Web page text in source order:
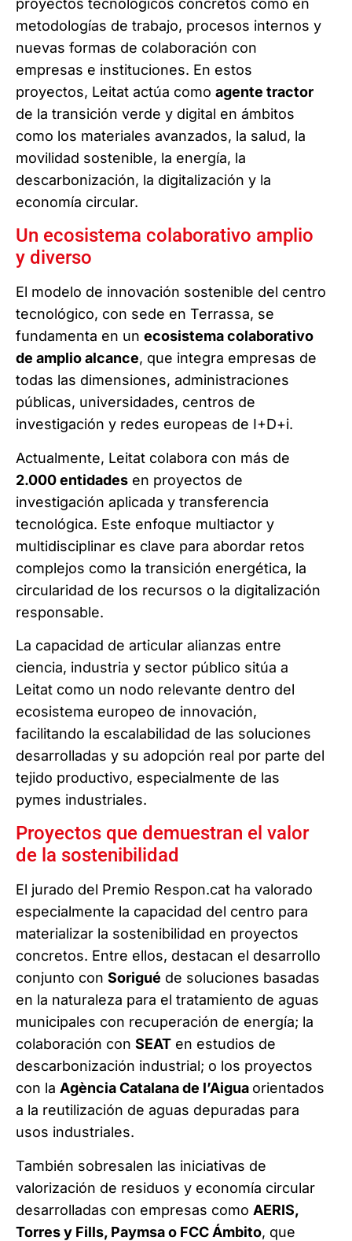
proyectos tecnológicos concretos como en
metodologías de trabajo, procesos internos y
nuevas formas de colaboración con
empresas e instituciones. En estos
proyectos, Leitat actúa como agente tractor
de la transición verde y digital en ámbitos
como los materiales avanzados, la salud, la
movilidad sostenible, la energía, la
descarbonización, la digitalización y la
economía circular.
Un ecosistema colaborativo amplio
y diverso
El modelo de innovación sostenible del centro
tecnológico, con sede en Terrassa, se
fundamenta en un ecosistema colaborativo
de amplio alcance, que integra empresas de
todas las dimensiones, administraciones
públicas, universidades, centros de
investigación y redes europeas de I+D+i.
Actualmente, Leitat colabora con más de
2.000 entidades en proyectos de
investigación aplicada y transferencia
tecnológica. Este enfoque multiactor y
multidisciplinar es clave para abordar retos
complejos como la transición energética, la
circularidad de los recursos o la digitalización
responsable.
La capacidad de articular alianzas entre
ciencia, industria y sector público sitúa a
Leitat como un nodo relevante dentro del
ecosistema europeo de innovación,
facilitando la escalabilidad de las soluciones
desarrolladas y su adopción real por parte del
tejido productivo, especialmente de las
pymes industriales.
Proyectos que demuestran el valor
de la sostenibilidad
El jurado del Premio Respon.cat ha valorado
especialmente la capacidad del centro para
materializar la sostenibilidad en proyectos
concretos. Entre ellos, destacan el desarrollo
conjunto con Sorigué de soluciones basadas
en la naturaleza para el tratamiento de aguas
municipales con recuperación de energía; la
colaboración con SEAT en estudios de
descarbonización industrial; o los proyectos
con la Agència Catalana de l’Aigua orientados
a la reutilización de aguas depuradas para
usos industriales.
También sobresalen las iniciativas de
valorización de residuos y economía circular
desarrolladas con empresas como AERIS,
Torres y Fills, Paymsa o FCC Ámbito, que